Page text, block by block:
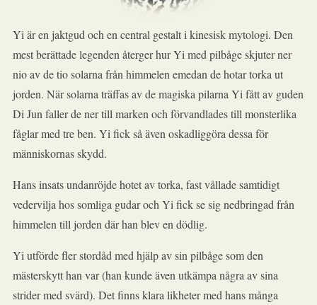
Yi är en jaktgud och en central gestalt i kinesisk mytologi. Den
mest berättade legenden återger hur Yi med pilbåge skjuter ner
nio av de tio solarna från himmelen emedan de hotar torka ut
jorden. När solarna träffas av de magiska pilarna Yi fått av guden
Di Jun faller de ner till marken och förvandlades till monsterlika
fåglar med tre ben. Yi fick så även oskadliggöra dessa för
människornas skydd.
Hans insats undanröjde hotet av torka, fast vållade samtidigt
vedervilja hos somliga gudar och Yi fick se sig nedbringad från
himmelen till jorden där han blev en dödlig.
Yi utförde fler stordåd med hjälp av sin pilbåge som den
mästerskytt han var (han kunde även utkämpa några av sina
strider med svärd). Det finns klara likheter med hans många